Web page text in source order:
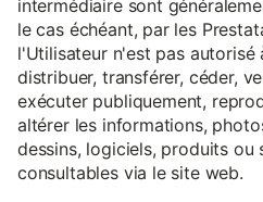
intermédiaire sont
le cas échéant, par les
l'Utilisateur n'est pas autorisé
distribuer, transférer, céder,
exécuter publiquement,
altérer les informations,
dessins, logiciels, produits ou
consultables via le site web.